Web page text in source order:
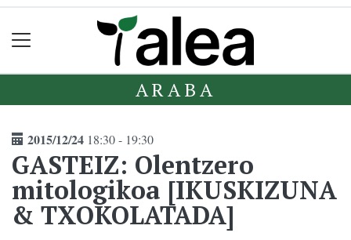
ARABA
2015/12/24 18:30 - 19:30
GASTEIZ: Olentzero
mitologikoa [IKUSKIZUNA
& TXOKOLATADA]